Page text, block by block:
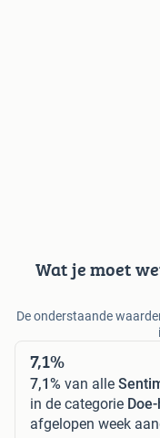
Wat je moet
De onderstaande
7,1%
7,1% van alle
in de categorie
afgelopen week